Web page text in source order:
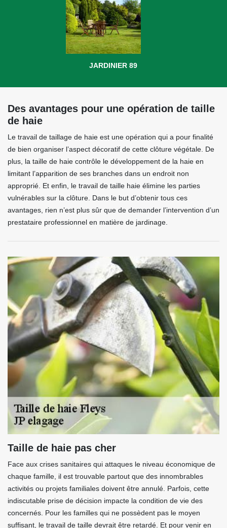
JARDINIER 89
Des avantages pour une opération de taille
de haie
Le travail de taillage de haie est une opération qui a pour finalité
de bien organiser l’aspect décoratif de cette clôture végétale. De
plus, la taille de haie contrôle le développement de la haie en
limitant l’apparition de ses branches dans un endroit non
approprié. Et enfin, le travail de taille haie élimine les parties
vulnérables sur la clôture. Dans le but d’obtenir tous ces
avantages, rien n’est plus sûr que de demander l’intervention d’un
prestataire professionnel en matière de jardinage.
Taille de haie pas cher
Face aux crises sanitaires qui attaques le niveau économique de
chaque famille, il est trouvable partout que des innombrables
activités ou projets familiales doivent être annulé. Parfois, cette
indiscutable prise de décision impacte la condition de vie des
concernés. Pour les familles qui ne possèdent pas le moyen
suffisant, le travail de taille devrait être retardé. Et pour venir en